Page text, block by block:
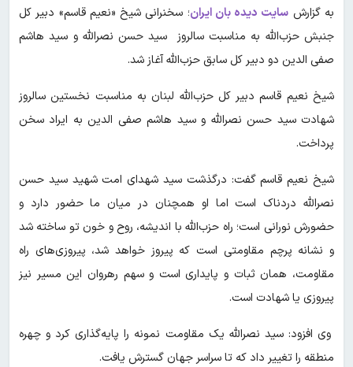
به گزارش سایت دیده بان ایران؛ سخنرانی شیخ «نعیم قاسم» دبیر کل
جنبش حزب‌الله به مناسبت سالروز سید حسن نصرالله و سید هاشم
صفی الدین دو دبیر کل سابق حزب‌الله آغاز شد.
شیخ نعیم قاسم دبیر کل حزب‌الله لبنان به مناسبت نخستین سالروز
شهادت سید حسن نصرالله و سید هاشم صفی الدین به ایراد سخن
پرداخت.
شیخ نعیم قاسم گفت: درگذشت سید شهدای امت شهید سید حسن
نصرالله دردناک است اما او همچنان در میان ما حضور دارد و
حضورش نورانی است؛ راه حزب‌الله با اندیشه، روح و خون تو ساخته شد
و نشانه پرچم مقاومتی است که پیروز خواهد شد، پیروزی‌های راه
مقاومت، همان ثبات و پایداری است و سهم رهروان این مسیر نیز
پیروزی یا شهادت است.
وی افزود: سید نصرالله یک مقاومت نمونه را پایه‌گذاری کرد و چهره
منطقه را تغییر داد که تا سراسر جهان گسترش یافت.